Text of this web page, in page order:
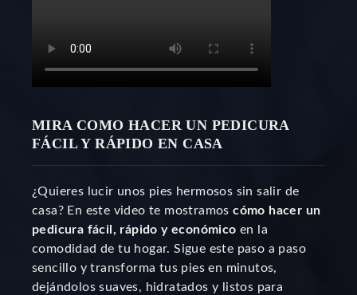
MIRA COMO HACER UN PEDICURA
FÁCIL Y RÁPIDO EN CASA
¿Quieres lucir unos pies hermosos sin salir de
casa? En este video te mostramoscómo hacer un
pedicura fácil, rápido y económico en la
comodidad de tu hogar. Sigue este paso a paso
sencillo y transforma tus pies en minutos,
dejándolos suaves, hidratados y listos para